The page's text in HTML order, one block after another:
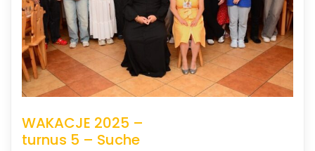
WAKACJE 2025 –
turnus 5 – Suche